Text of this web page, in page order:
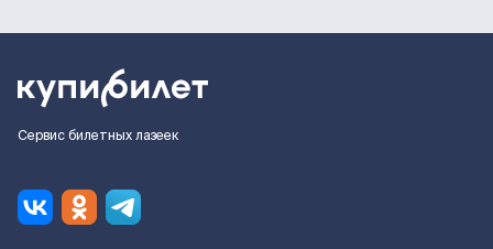
Сервис билетных лазеек